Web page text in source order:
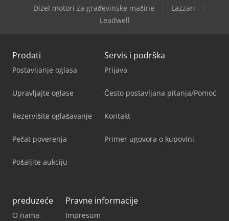
Dizel motori za građevinske mašine
Lazzari
Leadwell
Prodati
Postavljanje oglasa
Upravljajte oglase
Rezervišite oglašavanje
Pečat poverenja
Pošaljite aukciju
Servis i podrška
Prijava
Često postavljana pitanja/Pomoć
Kontakt
Primer ugovora o kupovini
preduzeće
O nama
Pravne informacije
Impresum